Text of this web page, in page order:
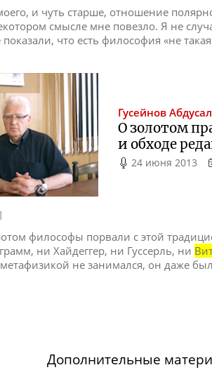
и чуть старше, отношение
смысле мне повезло. Я не
что есть философия «не
Гусейнов
О золотом
и обходе
24 июня 2013
философы порвали с этой
ни Хайдеггер, ни Гуссерль, ни
метафизикой не занимался, он даже
Дополнительные